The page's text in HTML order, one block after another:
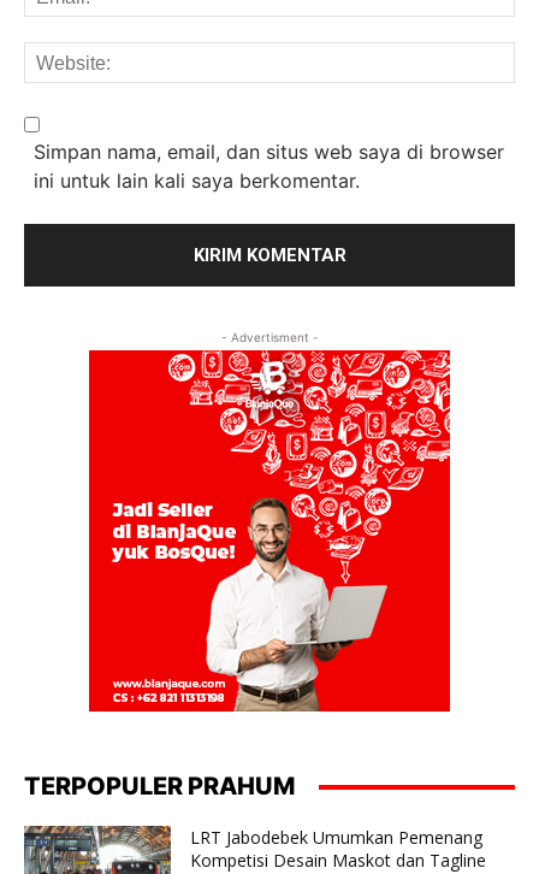
Simpan nama, email, dan situs web saya di browser
ini untuk lain kali saya berkomentar.
- Advertisment -
TERPOPULER PRAHUM
LRT Jabodebek Umumkan Pemenang
Kompetisi Desain Maskot dan Tagline